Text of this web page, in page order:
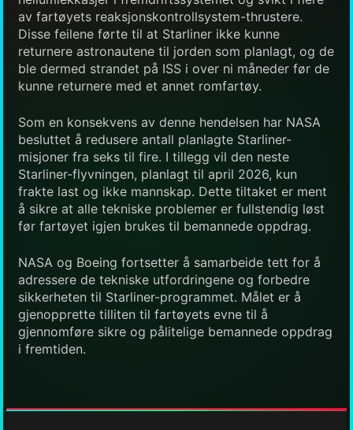
av fartøyets reaksjonskontrollsystem-thrustere.
Disse feilene førte til at Starliner ikke kunne
returnere astronautene til jorden som planlagt, og de
ble dermed strandet på ISS i over ni måneder før de
kunne returnere med et annet romfartøy.
Som en konsekvens av denne hendelsen har NASA
besluttet å redusere antall planlagte Starliner-
misjoner fra seks til fire. I tillegg vil den neste
Starliner-flyvningen, planlagt til april 2026, kun
frakte last og ikke mannskap. Dette tiltaket er ment
å sikre at alle tekniske problemer er fullstendig løst
før fartøyet igjen brukes til bemannede oppdrag.
NASA og Boeing fortsetter å samarbeide tett for å
adressere de tekniske utfordringene og forbedre
sikkerheten til Starliner-programmet. Målet er å
gjenopprette tilliten til fartøyets evne til å
gjennomføre sikre og pålitelige bemannede oppdrag
i fremtiden.